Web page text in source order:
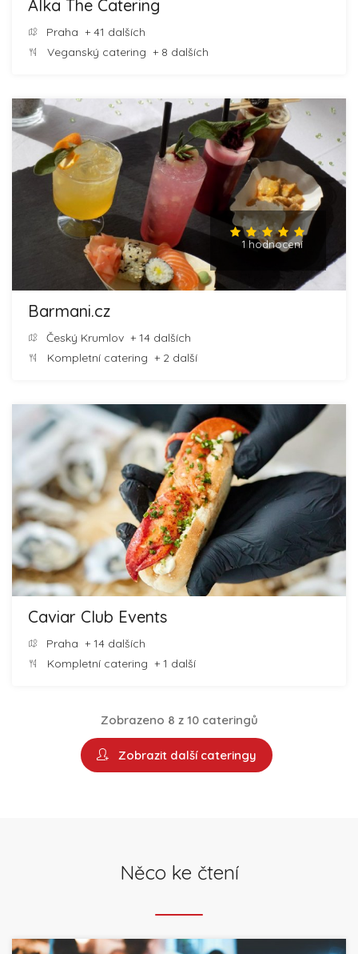
Alka The Catering
Praha + 41 dalších
Veganský catering + 8 dalších
1 hodnocení
Barmani.cz
Český Krumlov + 14 dalších
Kompletní catering + 2 další
Caviar Club Events
Praha + 14 dalších
Kompletní catering + 1 další
Zobrazeno 8 z 10 cateringů
Zobrazit další cateringy
Něco ke čtení